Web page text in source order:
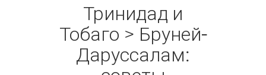
Тринидад и
Тобаго > Бруней-
Даруссалам: